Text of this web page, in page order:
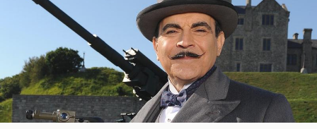
его маленьким человеком…